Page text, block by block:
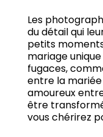
Les
du détail qui
petits
mariage
fugaces,
entre la
amoureux
être
vous chérirez